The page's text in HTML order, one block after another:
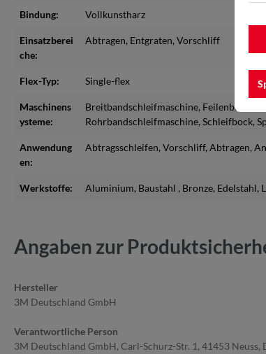
Bindung: Vollkunstharz
Einsatzberei
che:
Abtragen, Entgraten, Vorschliff
Flex-Typ: Single-flex
Maschinens
ysteme:
Breitbandschleifmaschine,
Rohrbandschleifmaschine, Schleifbock,
Anwendung
en:
Abtragsschleifen, Vorschliff, Abtragen,
Werkstoffe: Aluminium, Baustahl , Bronze, Edelstahl,
Angaben zur
Hersteller
3M Deutschland GmbH
Verantwortliche Person
3M Deutschland GmbH, Carl-Schurz-Str. 1, 41453